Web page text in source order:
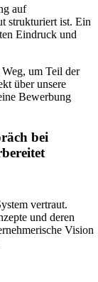
auf
strukturiert ist. Ein
Eindruck und
um Teil der
über unsere
Bewerbung
bei
vertraut.
und deren
Vision